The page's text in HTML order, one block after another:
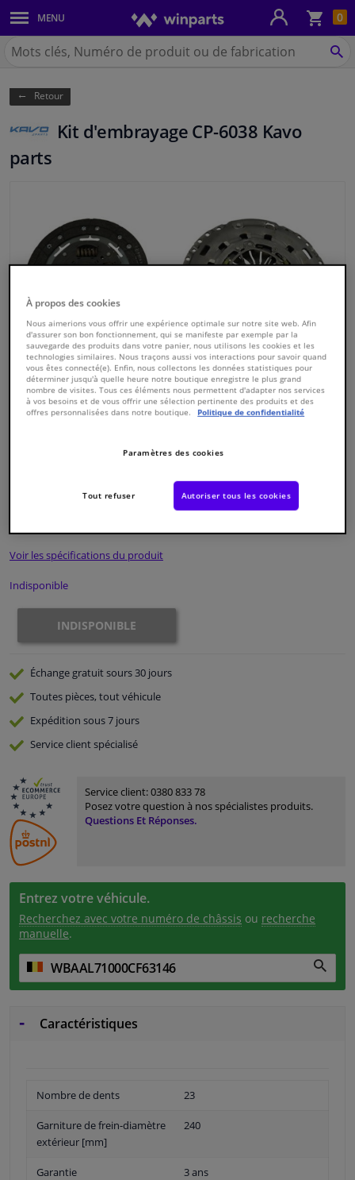
0
MENU
Carrosserie & tôles
Feux & ampoules
Freinage
Refroidissement & chauffage
Pièces moteur & accessoires
Filtres & liquides
Bagages & transport
Fenêtres & accessoires
Atelier & outils
Promotions et réductions
Capteurs & électronique
Chercher
Winparts.be
Retour
Kit d'embrayage CP-6038 Kavo
parts
8715616040532
Voir les spécifications du produit
Indisponible
INDISPONIBLE
Échange gratuitsours 30 jours
Toutes pièces, tout véhicule
Expédition sous 7 jours
Serviceclient spécialisé
Service client:0380 833 78
Posez votre question à nos spécialistes produits.
Questions Et Réponses.
Entrez votre véhicule.
Recherchez avec votre numéro de châssis ou recherche
manuelle.
Caractéristiques
Nombre de dents 23
Garniture de frein-diamètre
extérieur [mm]
240
Garantie 3 ans
À propos des cookies
Nous aimerions vous offrir une expérience optimale sur notre site web. Afin
d'assurer son bon fonctionnement, qui se manifeste par exemple par la
sauvegarde des produits dans votre panier, nous utilisons les cookies et les
technologies similaires. Nous traçons aussi vos interactions pour savoir quand
vous êtes connecté(e). Enfin, nous collectons les données statistiques pour
déterminer jusqu'à quelle heure notre boutique enregistre le plus grand
nombre de visites. Tous ces éléments nous permettent d'adapter nos services
à vos besoins et de vous offrir une sélection pertinente des produits et des
offres personnalisées dans notre boutique.
Politique de confidentialité
Paramètres des cookies
Tout refuser Autoriser tous les cookies